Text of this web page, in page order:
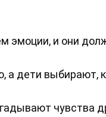
эмоции, и они
а дети выбирают,
чувства